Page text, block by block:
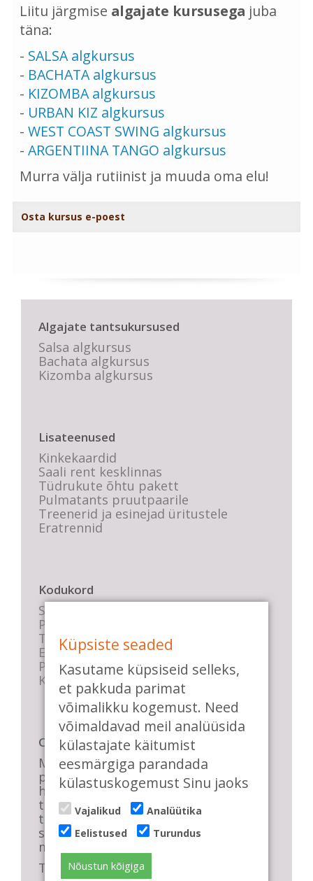
Liitu järgmise algajate kursusega juba
täna:
- SALSA algkursus
- BACHATA algkursus
- KIZOMBA algkursus
- URBAN KIZ algkursus
- WEST COAST SWING algkursus
- ARGENTIINA TANGO algkursus
Murra välja rutiinist ja muuda oma elu!
Osta kursus e-poest
Algajate tantsukursused
Salsa algkursus
Bachata algkursus
Kizomba algkursus
Lisateenused
Kinkekaardid
Saali rent kesklinnas
Tüdrukute õhtu pakett
Pulmatants pruutpaarile
Treenerid ja esinejad üritustele
Eratrennid
Kodukord
Stuudio sisekord
Privaatsustingimused
Tasemete kirjeldused
E-poe tingimused
Parkimise info
KKK
Casa de Baile
Me pühendume lõbusale olemisele,
positiivsele seltskonnale ja
huvitavatele ning kasulikele
tantsudele. Kui mõnes meie
talveõhtuses trennis tuled kustutada,
siis vaatab vastu säravate silmade
meri, mis näitab, et oleme õigel teel!
Tule ka sina meie sekka.
Küpsiste seaded
Kasutame küpsiseid selleks,
et pakkuda parimat
võimalikku kogemust. Need
võimaldavad meil analüüsida
külastajate käitumist
eesmärgiga parandada
külastuskogemust Sinu jaoks
Vajalikud
Analüütika
Eelistused
Turundus
Nõustun kõigiga